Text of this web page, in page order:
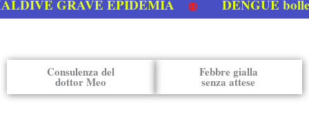
EPIDEMIA
DENGUE bollettino Italia
Consulenza del
dottor Meo
Febbre gialla
senza attese